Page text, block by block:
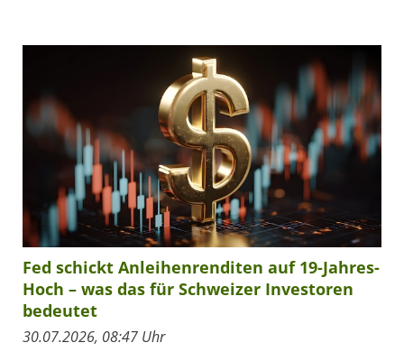
Fed schickt Anleihenrenditen auf 19-Jahres-
Hoch – was das für Schweizer Investoren
bedeutet
30.07.2026, 08:47 Uhr